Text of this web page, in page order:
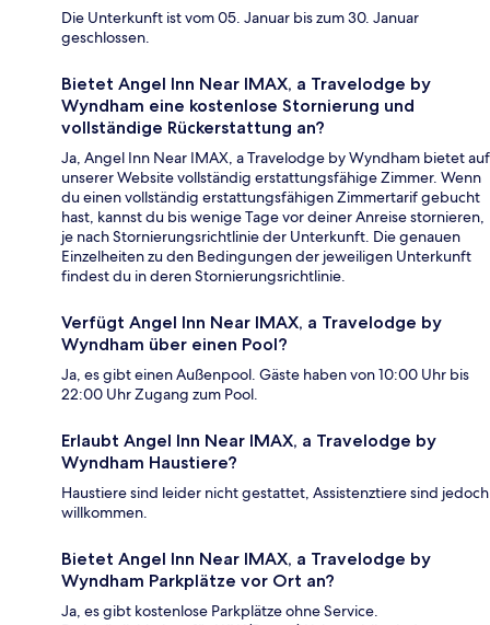
Die Unterkunft ist vom 05. Januar bis zum 30. Januar
geschlossen.
Bietet Angel Inn Near IMAX, a Travelodge by
Wyndham eine kostenlose Stornierung und
vollständige Rückerstattung an?
Ja, Angel Inn Near IMAX, a Travelodge by Wyndham bietet auf
unserer Website vollständig erstattungsfähige Zimmer. Wenn
du einen vollständig erstattungsfähigen Zimmertarif gebucht
hast, kannst du bis wenige Tage vor deiner Anreise stornieren,
je nach Stornierungsrichtlinie der Unterkunft. Die genauen
Einzelheiten zu den Bedingungen der jeweiligen Unterkunft
findest du in deren Stornierungsrichtlinie.
Verfügt Angel Inn Near IMAX, a Travelodge by
Wyndham über einen Pool?
Ja, es gibt einen Außenpool. Gäste haben von 10:00 Uhr bis
22:00 Uhr Zugang zum Pool.
Erlaubt Angel Inn Near IMAX, a Travelodge by
Wyndham Haustiere?
Haustiere sind leider nicht gestattet, Assistenztiere sind jedoch
willkommen.
Bietet Angel Inn Near IMAX, a Travelodge by
Wyndham Parkplätze vor Ort an?
Ja, es gibt kostenlose Parkplätze ohne Service.